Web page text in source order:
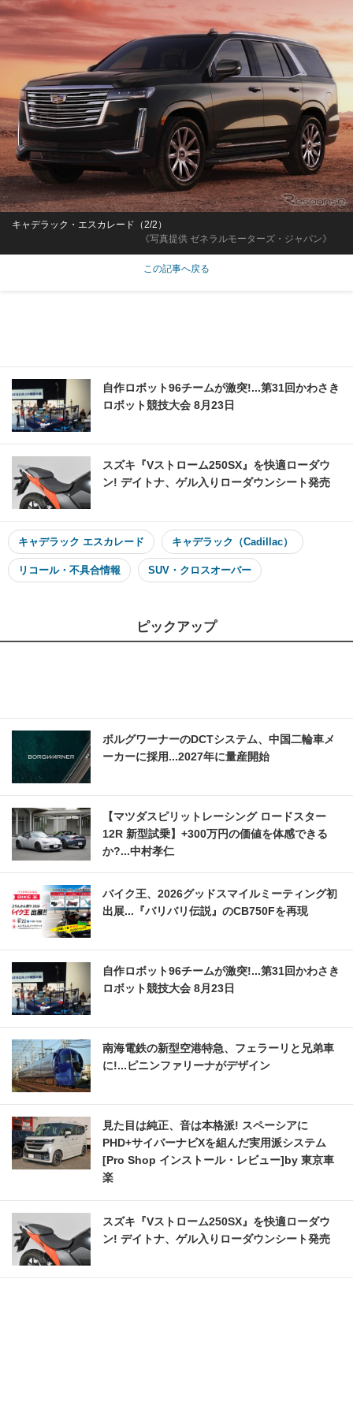
《写真提供 ゼネラルモーターズ・ジャパン》
キャデラック・エスカレード（2/2）
この記事へ戻る
自作ロボット96チームが激突!...第31回かわさき
ロボット競技大会 8月23日
スズキ『Vストローム250SX』を快適ローダウ
ン! デイトナ、ゲル入りローダウンシート発売
キャデラック エスカレード キャデラック（Cadillac）
リコール・不具合情報 SUV・クロスオーバー
ピックアップ
ボルグワーナーのDCTシステム、中国二輪車メ
ーカーに採用...2027年に量産開始
【マツダスピリットレーシング ロードスター
12R 新型試乗】+300万円の価値を体感できる
か?...中村孝仁
バイク王、2026グッドスマイルミーティング初
出展...『バリバリ伝説』のCB750Fを再現
自作ロボット96チームが激突!...第31回かわさき
ロボット競技大会 8月23日
南海電鉄の新型空港特急、フェラーリと兄弟車
に!...ピニンファリーナがデザイン
見た目は純正、音は本格派! スペーシアに
PHD+サイバーナビXを組んだ実用派システム
[Pro Shop インストール・レビュー]by 東京車
楽
スズキ『Vストローム250SX』を快適ローダウ
ン! デイトナ、ゲル入りローダウンシート発売